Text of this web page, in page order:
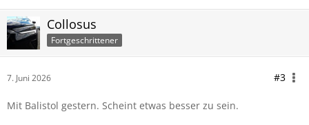
Collosus
Fortgeschrittener
7. Juni 2026 #3
Mit Balistol gestern. Scheint etwas besser zu sein.